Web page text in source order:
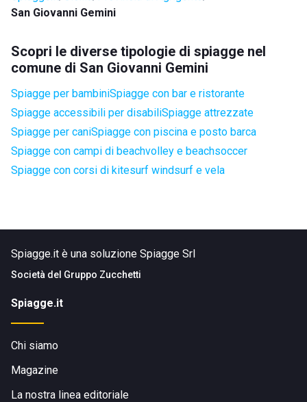
San Giovanni Gemini
Scopri le diverse tipologie di spiagge nel
comune di San Giovanni Gemini
Spiagge per bambiniSpiagge con bar e ristorante
Spiagge accessibili per disabiliSpiagge attrezzate
Spiagge per caniSpiagge con piscina e posto barca
Spiagge con campi di beachvolley e beachsoccer
Spiagge con corsi di kitesurf windsurf e vela
Spiagge.it è una soluzione Spiagge Srl
Società del Gruppo Zucchetti
Spiagge.it
Chi siamo
Magazine
La nostra linea editoriale